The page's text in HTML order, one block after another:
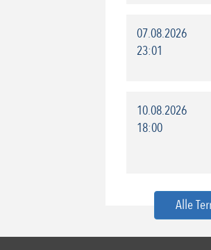
07.08.2026
23:01
10.08.2026
18:00
Alle